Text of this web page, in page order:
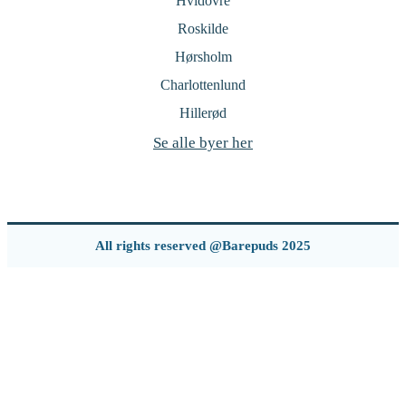
Roskilde
Hørsholm
Charlottenlund
Hillerød
Se alle byer her
All rights reserved @Barepuds 2025